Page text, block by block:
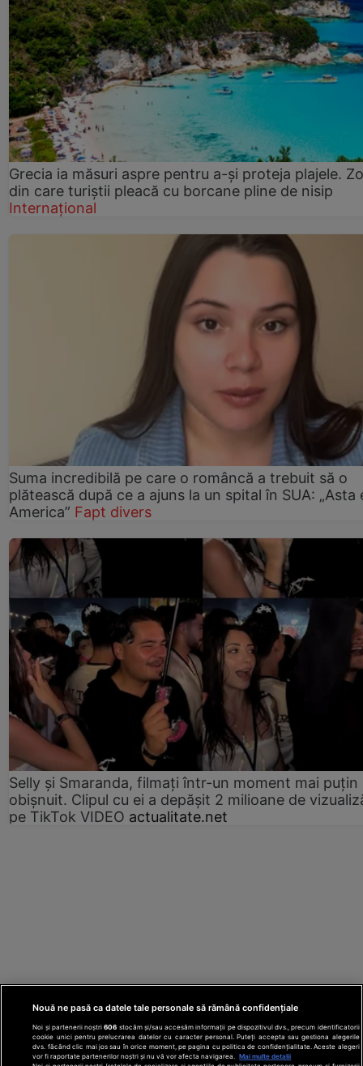
Grecia ia măsuri aspre pentru a-și proteja plajele.
din care turiștii pleacă cu borcane pline de nisip
Internațional
Suma incredibilă pe care o româncă a trebuit să o
plătească după ce a ajuns la un spital în SUA: „Asta
America” Fapt divers
Selly și Smaranda, filmați într-un moment mai puțin
obișnuit. Clipul cu ei a depășit 2 milioane de
pe TikTok VIDEO actualitate.net
Nouă ne pasă ca datele tale personale să rămână confidențiale
Noi și partenerii noștri606 stocăm și/sau accesăm informații pe dispozitivul dvs., precum identificatorii
cookie unici pentru prelucrarea datelor cu caracter personal. Puteți accepta sau gestiona alegerile
dvs. făcând clic mai jos sau în orice moment, pe pagina cu politica de confidențialitate. Aceste alegeri
vor fi raportate partenerilor noștri și nu vă vor afecta navigarea.
Mai multe detalii